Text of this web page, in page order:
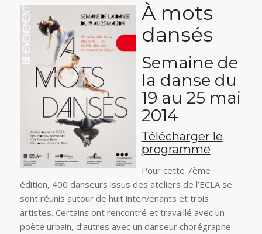
À mots
dansés
Semaine de
la danse du
19 au 25 mai
2014
Télécharger le
programme
Pour cette 7ème
édition, 400 danseurs issus des ateliers de l’ECLA se
sont réunis autour de huit intervenants et trois
artistes. Certains ont rencontré et travaillé avec un
poète urbain, d’autres avec un danseur chorégraphe